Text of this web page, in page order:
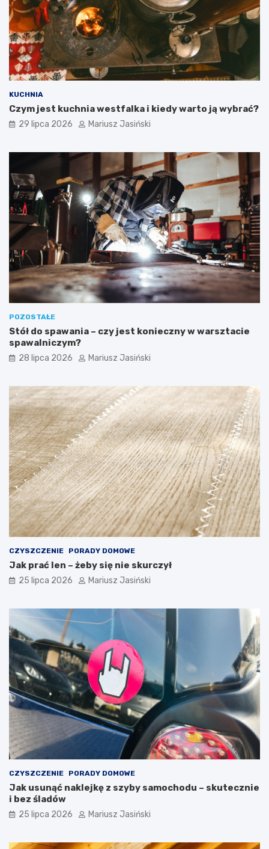
KUCHNIA
Czym jest kuchnia westfalka i kiedy warto ją wybrać?
29 lipca 2026 Mariusz Jasiński
POZOSTAŁE
Stół do spawania – czy jest konieczny w warsztacie
spawalniczym?
28 lipca 2026 Mariusz Jasiński
CZYSZCZENIE PORADY DOMOWE
Jak prać len – żeby się nie skurczył
25 lipca 2026 Mariusz Jasiński
CZYSZCZENIE PORADY DOMOWE
Jak usunąć naklejkę z szyby samochodu – skutecznie
i bez śladów
25 lipca 2026 Mariusz Jasiński